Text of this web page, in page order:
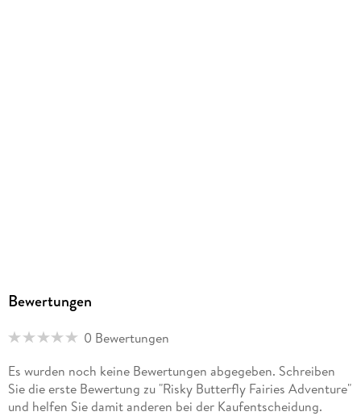
Bewertungen
0 Bewertungen
Es wurden noch keine Bewertungen abgegeben. Schreiben
Sie die erste Bewertung zu "Risky Butterfly Fairies Adventure"
und helfen Sie damit anderen bei der Kaufentscheidung.